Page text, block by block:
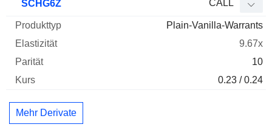
SCHG6Z CALL
Plain-Vanilla-Warrants
9.67x
10
0.23 / 0.24
Mehr Derivate